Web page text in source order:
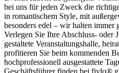
bei uns für jeden Zweck die
in romantischem Style, mit
besonders edel – wir halten immer
Verlegen Sie Ihre Abschluss- oder
gestaltete Veranstaltungshalle,
profitieren Sie beim kommenden
hochprofessionell ausgestattete
Geschäftsführer finden bei fiylo®